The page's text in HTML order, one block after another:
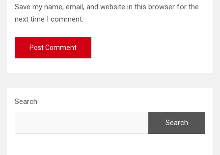
Save my name, email, and website in this browser for the
next time I comment.
Search
Search